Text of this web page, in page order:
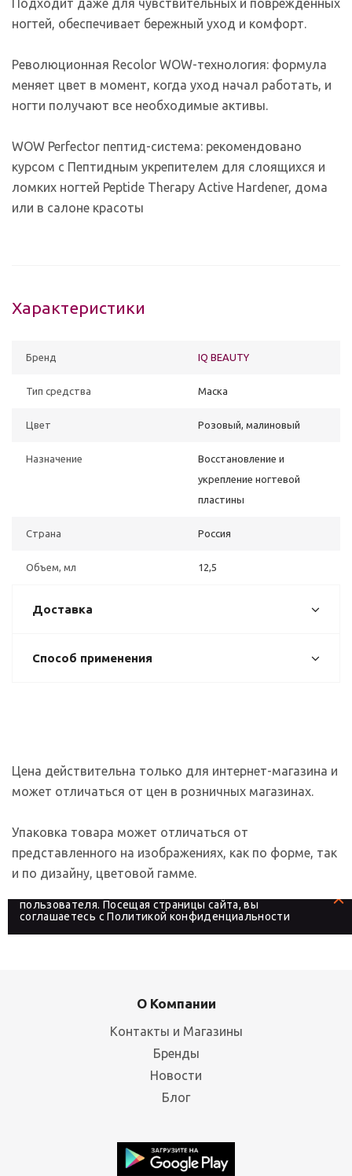
ногтей, обеспечивает бережный уход и комфорт.
Революционная Recolor WOW-технология: формула
меняет цвет в момент, когда уход начал работать, и
ногти получают все необходимые активы.
WOW Perfector пептид-система: рекомендовано
курсом с Пептидным укрепителем для слоящихся и
ломких ногтей Peptide Therapy Active Hardener, дома
или в салоне красоты
Характеристики
Бренд IQ BEAUTY
Тип средства Маска
Цвет Розовый, малиновый
Назначение
Восстановление и
укрепление ногтевой
пластины
Страна Россия
Объем, мл 12,5
Доставка
Способ применения
Цена действительна только для интернет-магазина и
может отличаться от цен в розничных магазинах.
Упаковка товара может отличаться от
представленного на изображениях, как по форме, так
и по дизайну, цветовой гамме.
На сайте используются файлы cookies, которые его
пользователя. Посещая страницы сайта, вы
соглашаетесь сПолитикой конфиденциальности
О Компании
Контакты и Магазины
Бренды
Новости
Блог